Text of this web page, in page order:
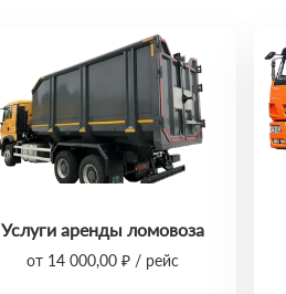
Услуги аренды ломовоза
от 14 000,00 ₽ / рейс